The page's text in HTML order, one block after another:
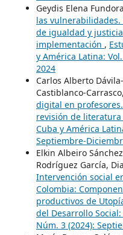
Geydis Elena
las
de igualdad y
implementación ,
y América Latina:
2024
Carlos Alberto
Castiblanco-Carrasco,
digital en
revisión de literatura
Cuba y América
Septiembre-
Elkin Albeiro
Rodríguez García,
Intervención social
Colombia:
productivos de
del Desarrollo
Núm. 3 (2024):